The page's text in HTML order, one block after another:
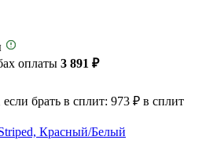
оплаты 3 891 ₽
брать в сплит: 973 ₽ в сплит
Красный/Белый